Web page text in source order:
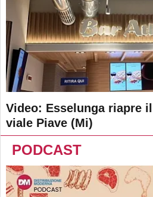
Video: Esselunga riapre
viale Piave (Mi)
PODCAST